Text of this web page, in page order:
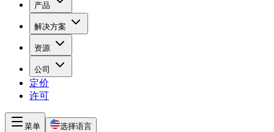
产品
解决方案
资源
公司
定价
许可
菜单 选择语言